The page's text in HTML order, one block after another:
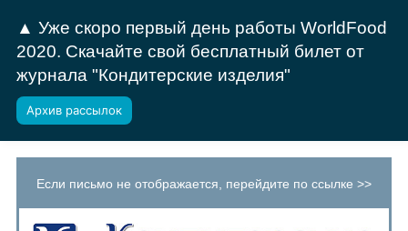
▲ Уже скоро первый день работы WorldFood
2020. Скачайте свой бесплатный билет от
журнала "Кондитерские изделия"
Архив рассылок
Если письмо не отображается, перейдите по ссылке >>